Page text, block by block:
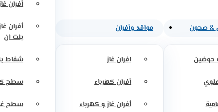
& صحون
حوضين
مواقد وأفران
افران غاز
أفران كهرباء
أفران غاز و كهرباء
أفران
أفران
بلت ان
شفاط
سطح
سطح